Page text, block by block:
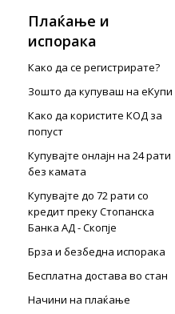
Плаќање и
испорака
Како да се регистрирате?
Зошто да купуваш на еКупи
Како да користите КОД за
попуст
Купувајте онлајн на 24 рати
без камата
Купувајте до 72 рати со
кредит преку Стопанска
Банка АД - Скопје
Брза и безбедна испорака
Бесплатна достава во стан
Начини на плаќање